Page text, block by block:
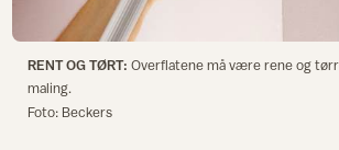
RENT OG TØRT: Overflatene må være rene og
maling.
Foto: Beckers